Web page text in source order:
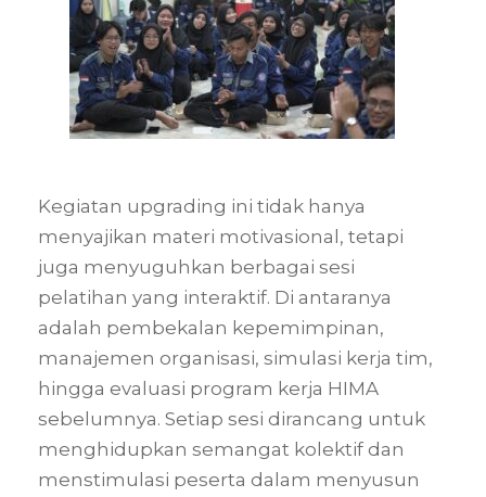
Kegiatan upgrading ini tidak hanya
menyajikan materi motivasional, tetapi
juga menyuguhkan berbagai sesi
pelatihan yang interaktif. Di antaranya
adalah pembekalan kepemimpinan,
manajemen organisasi, simulasi kerja tim,
hingga evaluasi program kerja HIMA
sebelumnya. Setiap sesi dirancang untuk
menghidupkan semangat kolektif dan
menstimulasi peserta dalam menyusun